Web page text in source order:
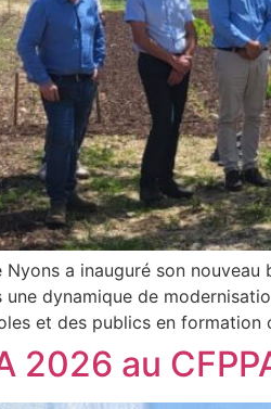
Nyons a inauguré son
une dynamique de
et des publics en formation
2026 au